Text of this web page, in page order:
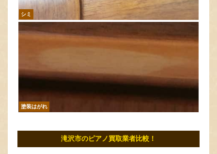
シミ
塗装はがれ
滝沢市のピアノ買取業者比較！